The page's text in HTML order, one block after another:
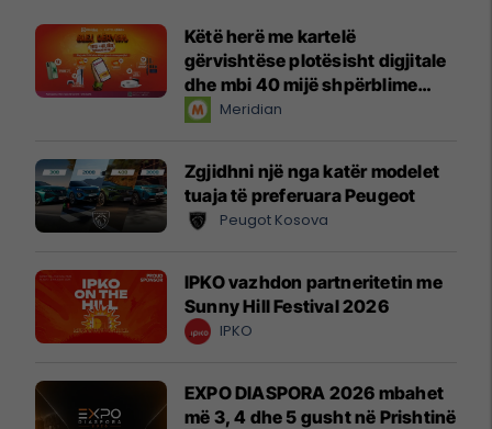
Këtë herë me kartelë
gërvishtëse plotësisht digjitale
dhe mbi 40 mijë shpërblime
instant!Meridian
Zgjidhni një nga katër modelet
tuaja të preferuara Peugeot
Peugot Kosova
IPKO vazhdon partneritetin me
Sunny Hill Festival 2026
IPKO
EXPO DIASPORA 2026 mbahet
më 3, 4 dhe 5 gusht në Prishtinë